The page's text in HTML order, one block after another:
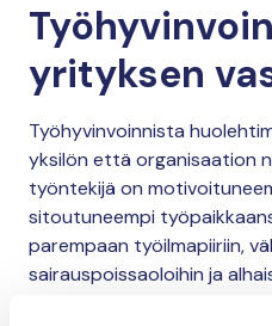
yrityksen
Työhyvinvoinnista
yksilön että organisaation
työntekijä on
sitoutuneempi
parempaan työilmapiiriin,
sairauspoissaoloihin ja